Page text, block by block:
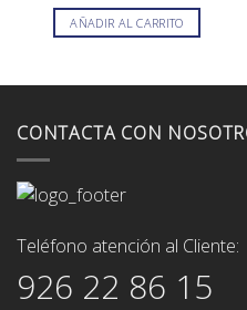
era:
1.550,00€.
es:
AÑADIR AL CARRITO
CONTACTA CON
Teléfono atención al Cliente:
926 22 86 15